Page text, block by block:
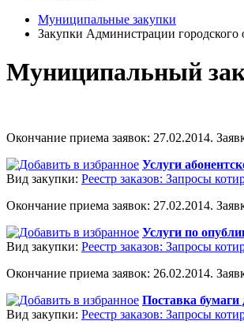
Муниципальные закупки
Закупки Администрации городского
Муниципальный
Окончание приема заявок: 27.02.2014.
Услуги
Вид закупки: Реестр заказов: Запросы
Окончание приема заявок: 27.02.2014.
Услуги по
Вид закупки: Реестр заказов: Запросы
Окончание приема заявок: 26.02.2014.
Поставка бумаги
Вид закупки: Реестр заказов: Запросы